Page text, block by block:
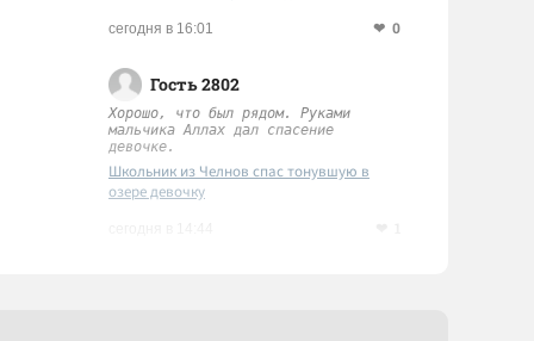
сегодня в 16:01 0
Гость 2802
Хорошо, что был рядом. Руками
мальчика Аллах дал спасение
девочке.
Школьник из Челнов спас тонувшую в
озере девочку